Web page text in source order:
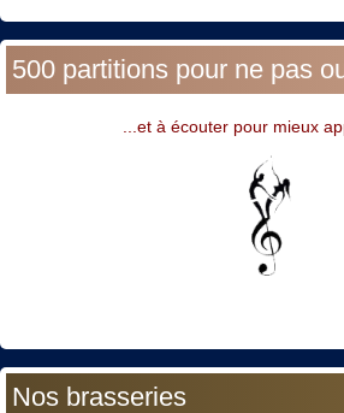
500 partitions pour ne pas
...et à écouter pour mieux
Nos brasseries